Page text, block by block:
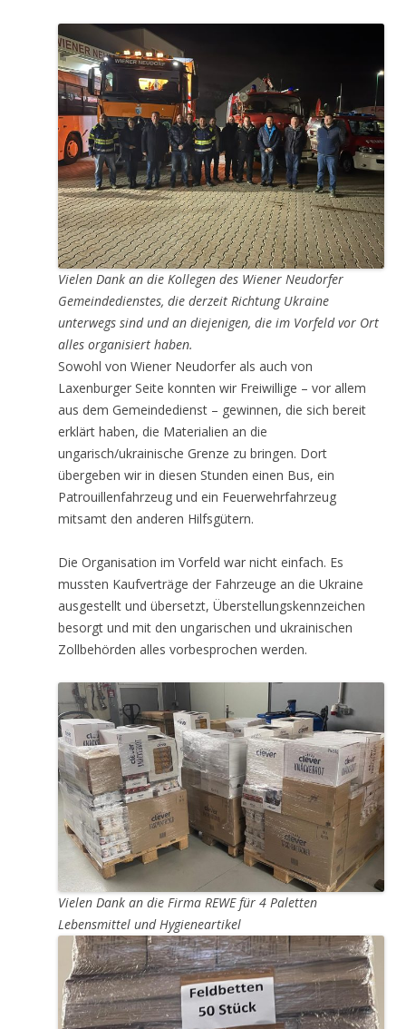
Vielen Dank an die Kollegen des Wiener Neudorfer
Gemeindedienstes, die derzeit Richtung Ukraine
unterwegs sind und an diejenigen, die im Vorfeld vor Ort
alles organisiert haben.
Sowohl von Wiener Neudorfer als auch von
Laxenburger Seite konnten wir Freiwillige – vor allem
aus dem Gemeindedienst – gewinnen, die sich bereit
erklärt haben, die Materialien an die
ungarisch/ukrainische Grenze zu bringen. Dort
übergeben wir in diesen Stunden einen Bus, ein
Patrouillenfahrzeug und ein Feuerwehrfahrzeug
mitsamt den anderen Hilfsgütern.
Die Organisation im Vorfeld war nicht einfach. Es
mussten Kaufverträge der Fahrzeuge an die Ukraine
ausgestellt und übersetzt, Überstellungskennzeichen
besorgt und mit den ungarischen und ukrainischen
Zollbehörden alles vorbesprochen werden.
Vielen Dank an die Firma REWE für 4 Paletten
Lebensmittel und Hygieneartikel